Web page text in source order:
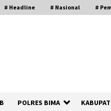
# Headline # Nasional #
POLRES BIMA